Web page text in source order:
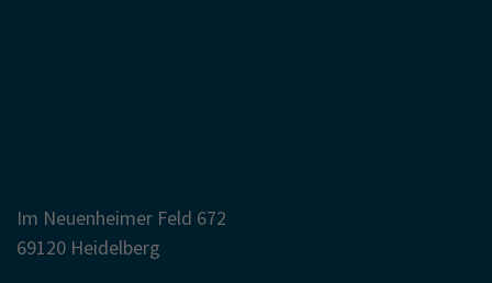
Im Neuenheimer Feld 672
69120 Heidelberg